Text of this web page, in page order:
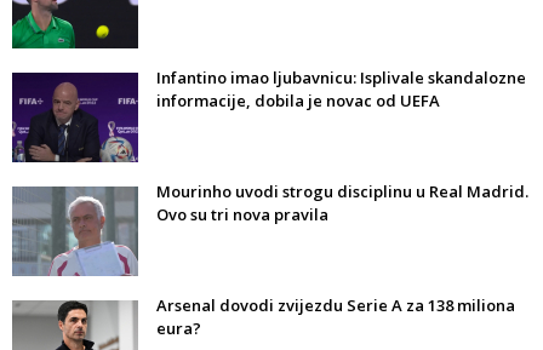
Infantino imao ljubavnicu: Isplivale skandalozne
informacije, dobila je novac od UEFA
Mourinho uvodi strogu disciplinu u Real Madrid.
Ovo su tri nova pravila
Arsenal dovodi zvijezdu Serie A za 138 miliona
eura?